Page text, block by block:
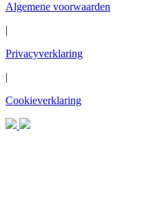
Algemene voorwaarden
|
Privacyverklaring
|
Cookieverklaring